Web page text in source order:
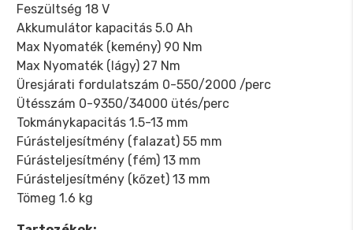
Feszültség 18 V
Akkumulátor kapacitás 5.0 Ah
Max Nyomaték (kemény) 90 Nm
Max Nyomaték (lágy) 27 Nm
Üresjárati fordulatszám 0-550/2000 /perc
Ütésszám 0-9350/34000 ütés/perc
Tokmánykapacitás 1.5-13 mm
Fúrásteljesítmény (falazat) 55 mm
Fúrásteljesítmény (fém) 13 mm
Fúrásteljesítmény (kőzet) 13 mm
Tömeg 1.6 kg